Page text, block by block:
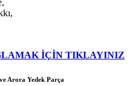
İÇİN TIKLAYINIZ
Arora Yedek Parça